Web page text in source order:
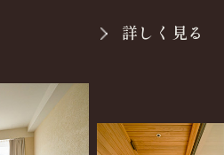
詳しく見る